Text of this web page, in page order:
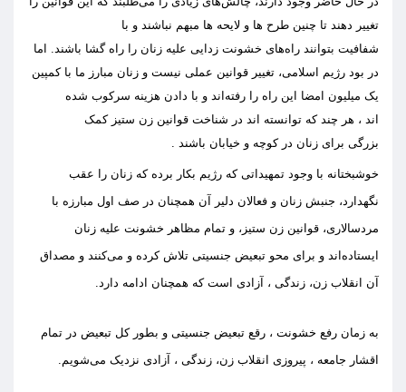
تغییر دهند تا چنین طرح ها و لایحه ها مبهم نباشند و با
شفافیت بتوانند راه‌های خشونت زدایی علیه زنان را راه گشا باشند
اما
در بود رژیم اسلامی، تغییر قوانین عملی نیست و زنان مبارز ما با کمپین
یک میلیون امضا این راه را رفته‌اند و با دادن هزینه‌ سرکوب شده
اند ، هر چند که توانسته اند در شناخت قوانین زن ستیز کمک
بزرگی برای زنان در کوچه و خیابان باشند
خوشبختانه با وجود تمهیداتی که ر ژیم بکار برده که زنان را عقب
نگهدارد ، جنبش زنان و فعالان دلیر آن همچنان در صف اول مبارزه با
مردسالاری، قوانین زن ستیز، و تمام مظاهر خشونت علیه زنان
ایستاده‌اند و برای محو تبعیض جنسیتی تلاش کرده و می‌کنند و مصداق
آن انقلاب زن، زندگی ، آزادی است که همچنان ادامه دارد
به زمان رفع خشونت ، رقع تبعیض جنسیتی و بطور کل تبعیض در تمام
اقشار جامعه ، پیروزی انقلاب زن، زندگی ، آزادی نز دیک می‌شویم